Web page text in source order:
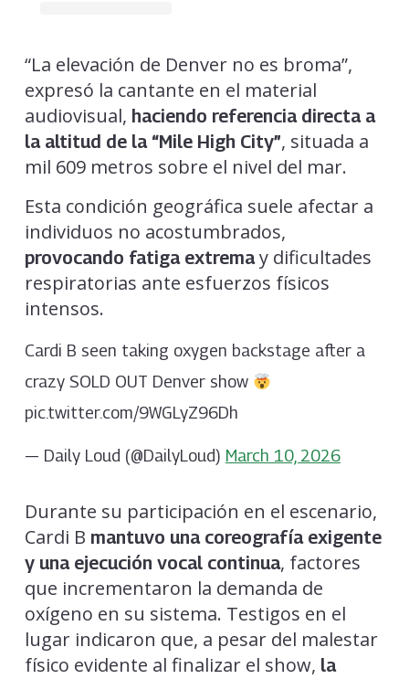
“La elevación de Denver no es broma”,
expresó la cantante en el material
audiovisual, haciendo referencia directa a
la altitud de la “Mile High City”, situada a
mil 609 metros sobre el nivel del mar.
Esta condición geográfica suele afectar a
individuos no acostumbrados,
provocando fatiga extremay dificultades
respiratorias ante esfuerzos físicos
intensos.
Cardi B seen taking oxygen backstage after a
crazy SOLD OUT Denver show
pic.twitter.com/9WGLyZ96Dh
— Daily Loud (@DailyLoud) March 10, 2026
Durante su participación en el escenario,
Cardi B mantuvo una coreografía exigente
y una ejecución vocal continua, factores
que incrementaron la demanda de
oxígeno en su sistema. Testigos en el
lugar indicaron que, a pesar del malestar
físico evidente al finalizar el show, la